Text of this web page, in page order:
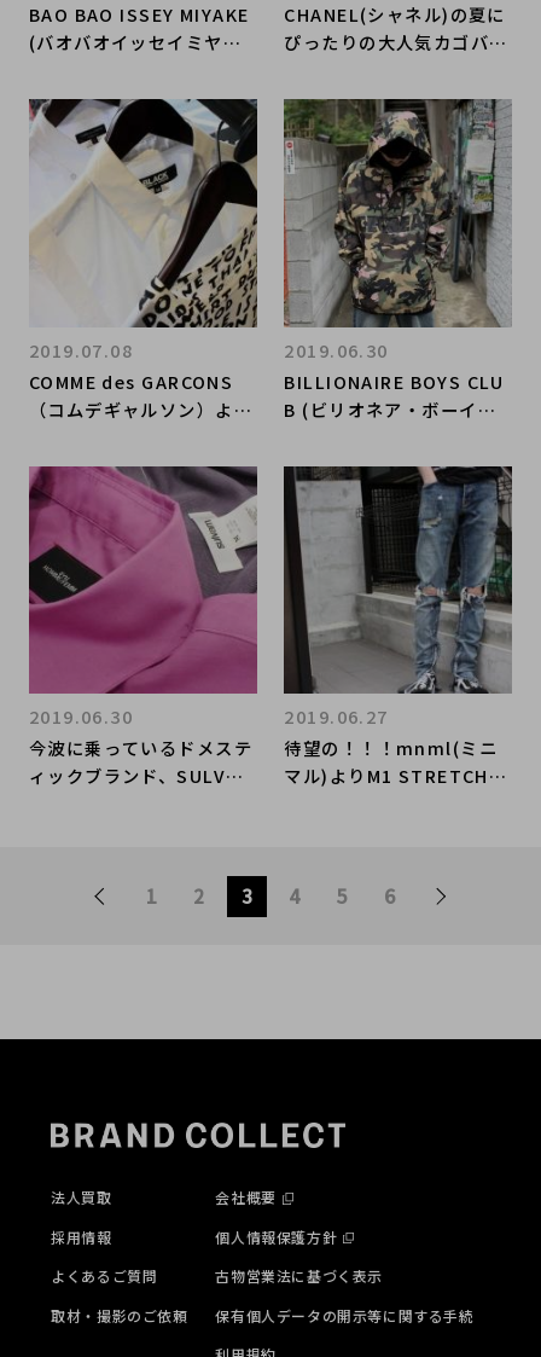
BAO BAO ISSEY MIYAKE
(バオバオイッセイミヤケ)
です！
CHANEL(シャネル)の夏に
ぴったりの大人気カゴバッ
COMME des GARCONS
（コムデギャルソン）より
とお得なお買取のご案内！
2019.07.08
BILLIONAIRE BOYS CLU
B (ビリオネア・ボーイ
（アイスクリーム）を豊富
に取り揃えております！！
もちろん買取も超強化
中！！！！
2019.06.30
今波に乗っているドメステ
ィックブランド、SULVAM
2019.06.30
待望の！！！mnml(ミニ
マル)よりM1 STRETCH D
2019.06.27
1 2 3 4 5 6
法人買取
採用情報
よくあるご質問
取材・撮影のご依頼
会社概要
個人情報保護方針
古物営業法に基づく表示
保有個人データの開示等に関する手続